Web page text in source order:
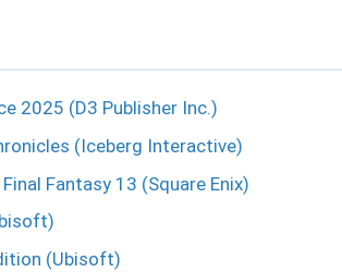
2025 (D3 Publisher Inc.)
(Iceberg Interactive)
Fantasy 13 (Square Enix)
(Ubisoft)